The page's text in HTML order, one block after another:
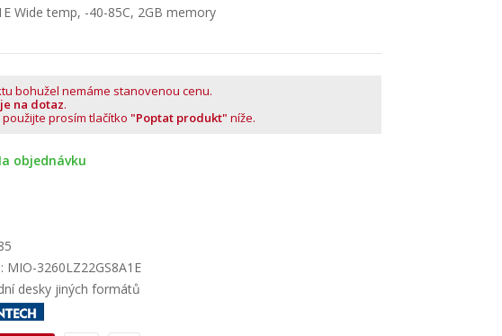
Wide temp, -40-85C, 2GB memory
bohužel nemáme stanovenou cenu.
na dotaz.
prosím tlačítko "Poptat produkt" níže.
objednávku
MIO-3260LZ22GS8A1E
desky jiných formátů